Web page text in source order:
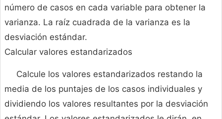
número de casos en cada variable para obtener la
varianza. La raíz cuadrada de la varianza es la
desviación estándar.
Calcular valores estandarizados
Calcule los valores estandarizados restando la
media de los puntajes de los casos individuales y
dividiendo los valores resultantes por la desviación